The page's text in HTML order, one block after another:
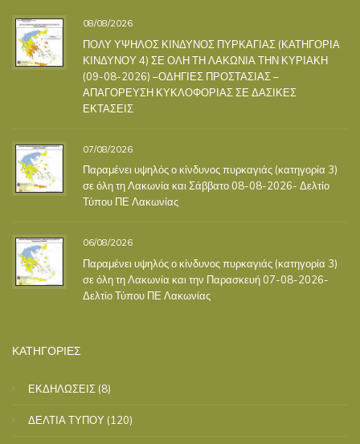
08/08/2026
ΠΟΛΥ ΥΨΗΛΟΣ ΚΙΝΔΥΝΟΣ ΠΥΡΚΑΓΙΑΣ (ΚΑΤΗΓΟΡΙΑ
ΚΙΝΔΥΝΟΥ 4) ΣΕ ΟΛΗ ΤΗ ΛΑΚΩΝΙΑ ΤΗΝ ΚΥΡΙΑΚΗ
(09-08-2026) –ΟΔΗΓΙΕΣ ΠΡΟΣΤΑΣΙΑΣ –
ΑΠΑΓΟΡΕΥΣΗ ΚΥΚΛΟΦΟΡΙΑΣ ΣΕ ΔΑΣΙΚΕΣ
ΕΚΤΑΣΕΙΣ
07/08/2026
Παραμένει υψηλός ο κίνδυνος πυρκαγιάς (κατηγορία 3)
σε όλη τη Λακωνία και Σάββατο 08-08-2026- Δελτίο
Τύπου ΠΕ Λακωνίας
06/08/2026
Παραμένει υψηλός ο κίνδυνος πυρκαγιάς (κατηγορία 3)
σε όλη τη Λακωνία και την Παρασκευή 07-08-2026-
Δελτίο Τύπου ΠΕ Λακωνίας
ΚΑΤΗΓΟΡΙΕΣ
ΕΚΔΗΛΩΣΕΙΣ (8)
ΔΕΛΤΙΑ ΤΥΠΟΥ (120)